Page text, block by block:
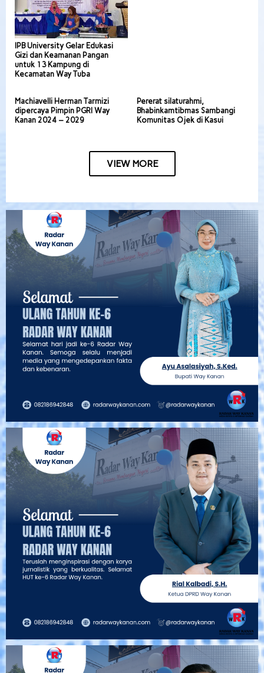
IPB University Gelar Edukasi
Gizi dan Keamanan Pangan
untuk 13 Kampung di
Kecamatan Way Tuba
Machiavelli Herman Tarmizi
dipercaya Pimpin PGRI Way
Kanan 2024 – 2029
Pererat silaturahmi,
Bhabinkamtibmas Sambangi
Komunitas Ojek di Kasui
VIEW MORE